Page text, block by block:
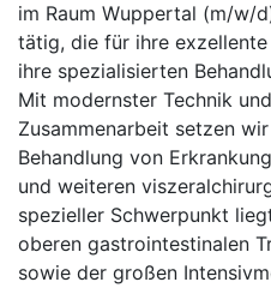
im Raum Wuppertal (m/w/
tätig, die für ihre
ihre spezialisierten
Mit modernster Technik
Zusammenarbeit setzen
Behandlung von
und weiteren
spezieller Schwerpunkt
oberen gastrointestinalen
sowie der großen